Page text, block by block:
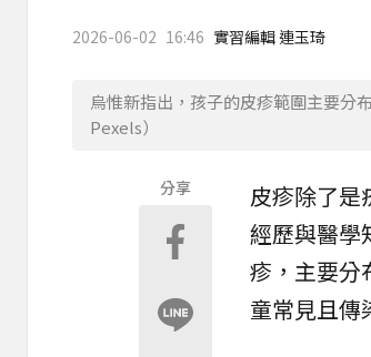
2026-06-02 16:46 實習編輯 連玉琦
烏惟新指出，孩子的皮疹範圍主要分
Pexels）
分享 皮疹除了是
經歷與醫學
疹，主要分
童常見且傳